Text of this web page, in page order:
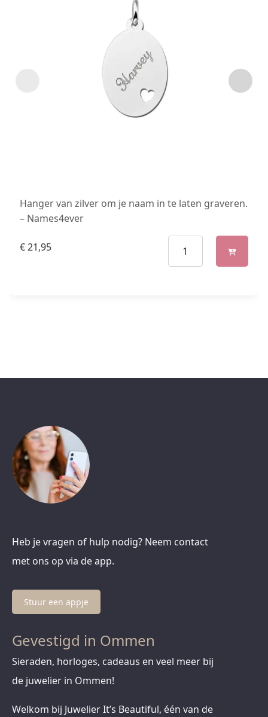
Hanger van zilver om je naam in te laten graveren.
– Names4ever
€21,95
Heb je vragen of hulp nodig? Neem contact
met ons op via de app.
Stuur een appje
Gevestigd in Ommen
Sieraden, horloges, cadeaus en veel meer bij
de juwelier in Ommen!
Welkom bij Juwelier It’s Beautiful, één van de